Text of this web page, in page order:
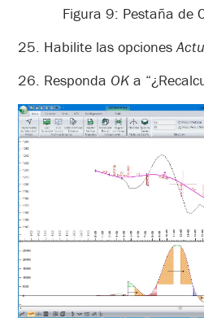
Figura 9: Pestaña de
25. Habilite las opciones
26. Responda OK a